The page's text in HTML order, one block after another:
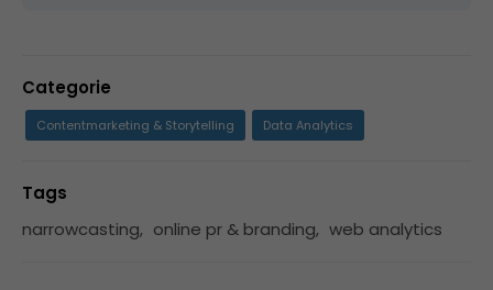
Categorie
Contentmarketing & Storytelling Data Analytics
Tags
narrowcasting, online pr & branding, web analytics